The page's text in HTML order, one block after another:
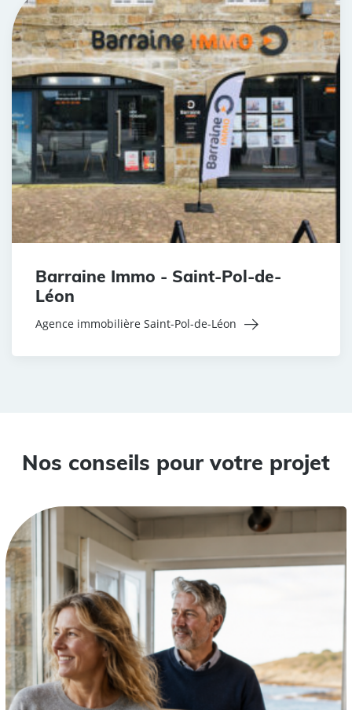
Barraine Immo - Saint-Pol-de-
Léon
Agence immobilière Saint-Pol-de-Léon
Nos conseils pour votre projet